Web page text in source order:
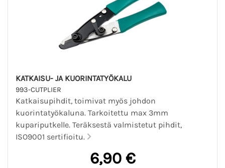
KATKAISU- JA KUORINTATYÖKALU
993-CUTPLIER
Katkaisupihdit, toimivat myös johdon
kuorintatyökaluna. Tarkoitettu max 3mm
kupariputkelle. Teräksestä valmistetut pihdit,
ISO9001 sertifioitu.
6,90 €